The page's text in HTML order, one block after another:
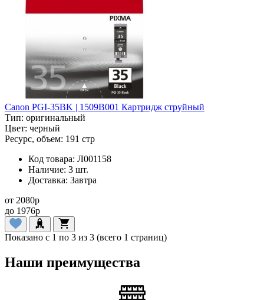
Canon PGI-35BK | 1509B001 Картридж струйный
Тип: оригинальный
Цвет: черный
Ресурс, объем: 191 стр
Код товара: Л001158
Наличие: 3 шт.
Доставка: Завтра
от 2080p
до 1976p
Показано с 1 по 3 из 3 (всего 1 страниц)
Наши преимущества